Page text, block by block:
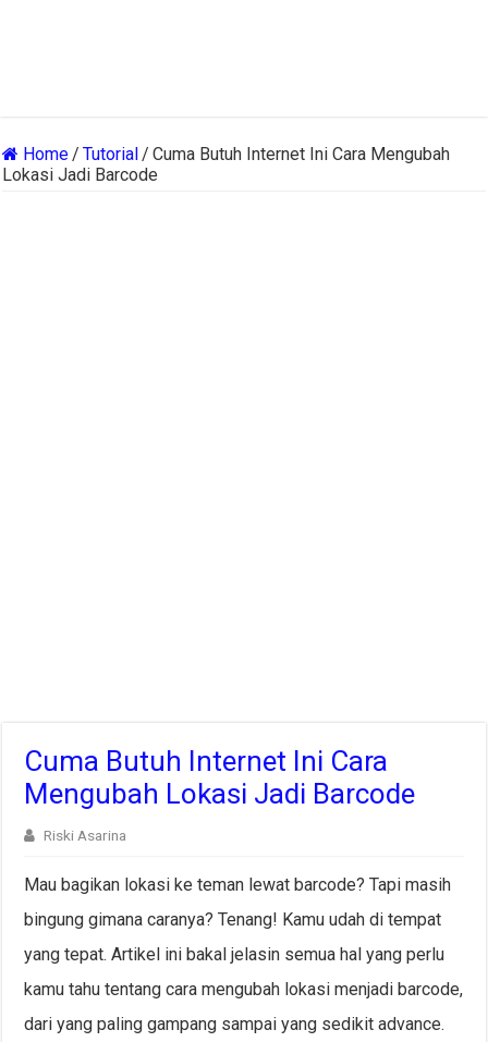
Home/ Tutorial/ Cuma Butuh Internet Ini Cara Mengubah
Lokasi Jadi Barcode
Cuma Butuh Internet Ini Cara
Mengubah Lokasi Jadi Barcode
Riski Asarina
Mau bagikan lokasi ke teman lewat barcode? Tapi masih
bingung gimana caranya? Tenang! Kamu udah di tempat
yang tepat. Artikel ini bakal jelasin semua hal yang perlu
kamu tahu tentang cara mengubah lokasi menjadi barcode,
dari yang paling gampang sampai yang sedikit advance.